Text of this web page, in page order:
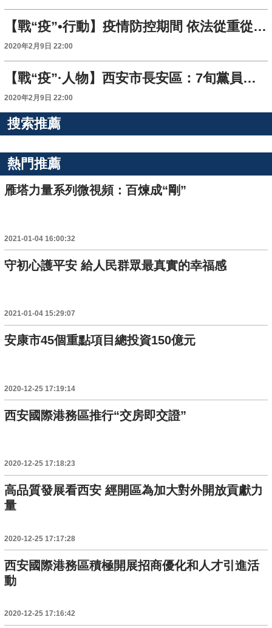
【戰“疫”•行動】疫情防控期間 依法從重從快嚴厲打擊違法行為
2020年2月9日 22:00
【戰“疫”·人物】西安市長安區：7旬黨員交納特殊黨費1萬元助力疫情防控工作
2020年2月9日 22:00
搜索推薦
熱門推薦
雁塔力量系列微視頻：百煉成“剛”
2021-01-04 16:00:32
守初心護平安 給人民群眾最真實的幸福感
2021-01-04 15:29:07
安康市45個重點項目總投資150億元
2020-12-25 17:19:14
西安國際港務區推行“交房即交證”
2020-12-25 17:18:23
高品質發展看西安 經開區為加大對外開放貢獻力
量
2020-12-25 17:17:28
西安國際港務區積極開展招商優化和人才引進活
動
2020-12-25 17:16:42